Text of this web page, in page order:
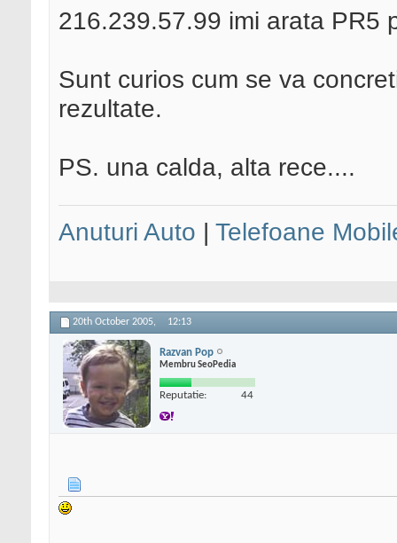
216.239.57.99 imi arata PR5
Sunt curios cum se va
rezultate.
PS. una calda, alta rece....
Anuturi Auto | Telefoane
20th October 2005, 12:13
Razvan Pop
Membru SeoPedia
Reputatie: 44